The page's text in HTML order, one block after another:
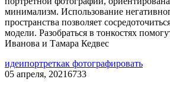
минимализм. Использование
пространства позволяет
модели. Разобраться в тонкостях
Иванова и Тамара Кедвес
идеипортреткак фотографировать
05 апреля, 20216733